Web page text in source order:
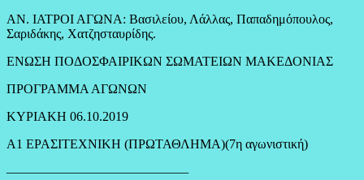
ΑΝ. ΙΑΤΡΟΙ ΑΓΩΝΑ: Βασιλείου, Λάλλας, Παπαδημόπουλος,
Σαριδάκης, Χατζησταυρίδης.
ΕΝΩΣΗ ΠΟΔΟΣΦΑΙΡΙΚΩΝ ΣΩΜΑΤΕΙΩΝ ΜΑΚΕΔΟΝΙΑΣ
ΠΡΟΓΡΑΜΜΑ ΑΓΩΝΩΝ
ΚΥΡΙΑΚΗ 06.10.2019
Α1 ΕΡΑΣΙΤΕΧΝΙΚΗ (ΠΡΩΤΑΘΛΗΜΑ)(7η αγωνιστική)
——————————————